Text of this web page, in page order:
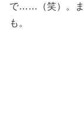
で……（笑）。ま
も。